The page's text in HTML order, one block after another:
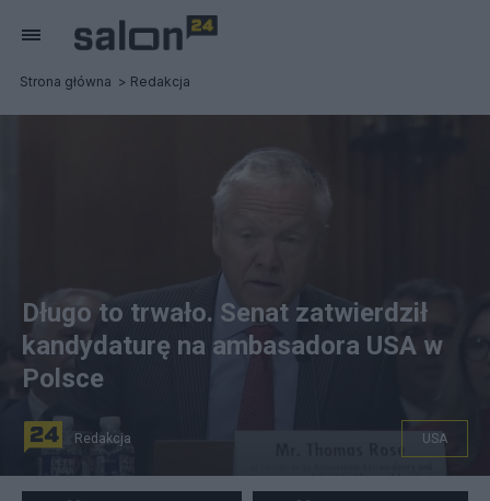
Strona główna Redakcja
Długo to trwało. Senat zatwierdził
kandydaturę na ambasadora USA w
Polsce
Redakcja USA